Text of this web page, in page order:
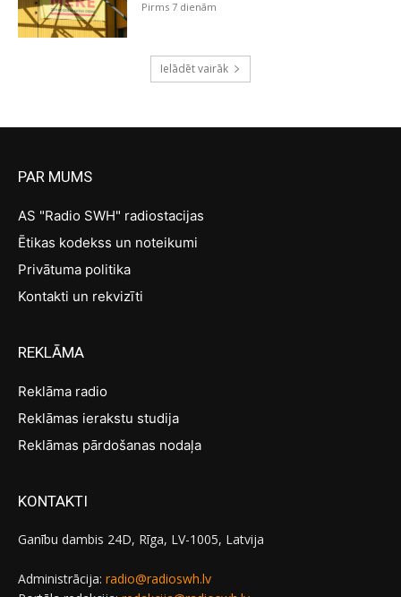
Pirms 7 dienām
Ielādēt vairāk
PAR MUMS
AS "Radio SWH" radiostacijas
Ētikas kodekss un noteikumi
Privātuma politika
Kontakti un rekvizīti
REKLĀMA
Reklāma radio
Reklāmas ierakstu studija
Reklāmas pārdošanas nodaļa
KONTAKTI
Ganību dambis 24D, Rīga, LV-1005, Latvija
Administrācija: radio@radioswh.lv